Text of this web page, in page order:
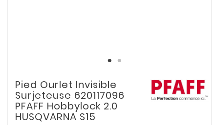
Pied Ourlet Invisible
Surjeteuse 620117096
PFAFF Hobbylock 2.0
HUSQVARNA S15